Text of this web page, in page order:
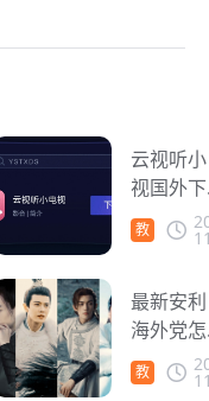
云视听
视国外
指南 海
速器助
验
教
最新安
海外党
追国产
电视剧？
教